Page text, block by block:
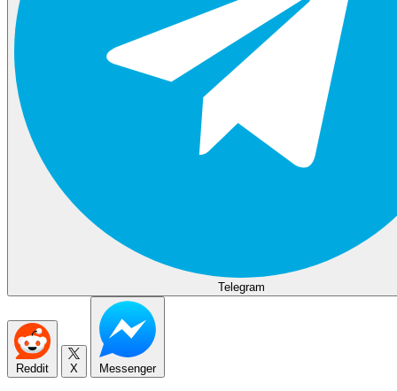
Telegram
Reddit X Messenger